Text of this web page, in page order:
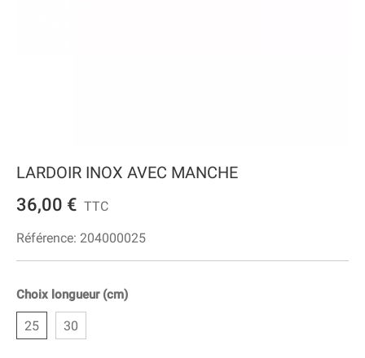
LARDOIR INOX AVEC MANCHE
36,00 € TTC
Référence: 204000025
Choix longueur (cm)
25 30